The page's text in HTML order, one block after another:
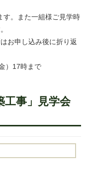
。また一組様ご見学時
お申し込み後に折り返
）17時まで
工事」見学会